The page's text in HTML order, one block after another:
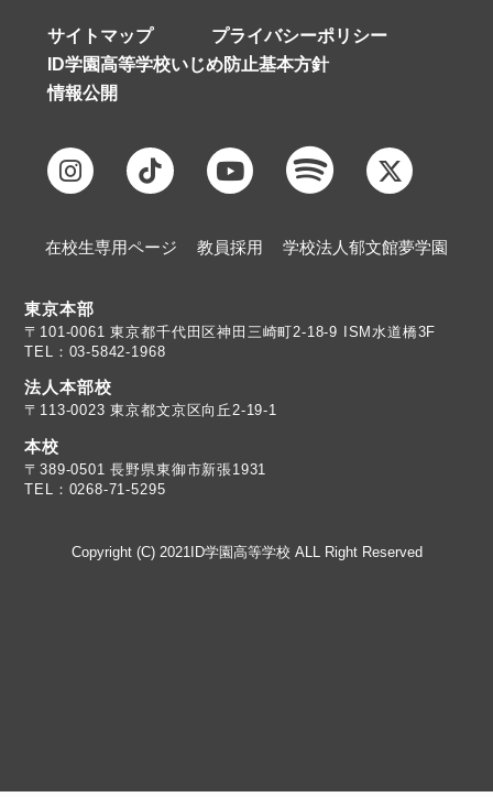
サイトマップ
プライバシーポリシー
ID学園高等学校いじめ防止基本方針
情報公開
在校生専用ページ 教員採用 学校法人郁文館夢学園
東京本部
TEL：03-5842-1968
法人本部校
〒113-0023 東京都文京区向丘2-19-1
本校
TEL：0268-71-5295
Copyright (C) 2021ID学園高等学校 ALL Right Reserved